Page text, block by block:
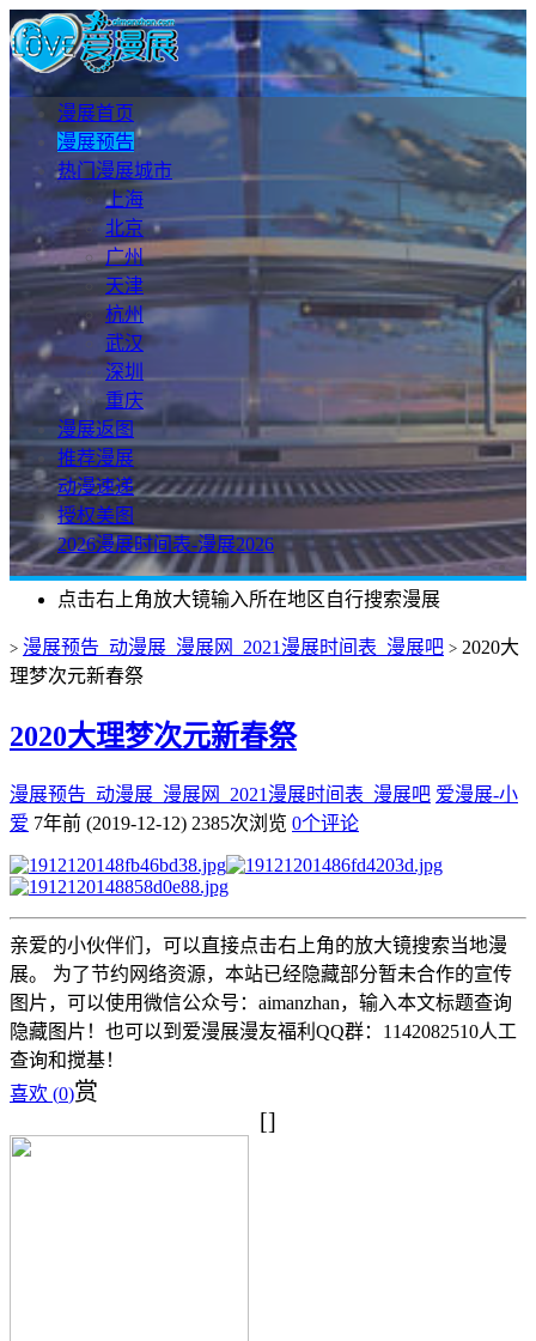
漫展首页
漫展预告
热门漫展城市
上海
北京
广州
天津
杭州
武汉
深圳
重庆
漫展返图
推荐漫展
动漫速递
授权美图
2026漫展时间表-漫展2026
点击右上角放大镜输入所在地区自行搜索漫展
> 漫展预告_动漫展_漫展网_2021漫展时间表_漫展吧 > 2020大
理梦次元新春祭
2020大理梦次元新春祭
漫展预告_动漫展_漫展网_2021漫展时间表_漫展吧 爱漫展-小
爱 7年前 (2019-12-12) 2385次浏览 0个评论
亲爱的小伙伴们，可以直接点击右上角的放大镜搜索当地漫
展。 为了节约网络资源，本站已经隐藏部分暂未合作的宣传
图片，可以使用微信公众号：aimanzhan，输入本文标题查询
隐藏图片！也可以到爱漫展漫友福利QQ群：1142082510人工
查询和搅基！
喜欢 (0)赏
[]